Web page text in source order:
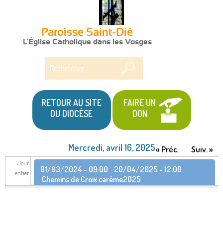
Paroisse Saint-Dié
L'Église Catholique dans les Vosges
RETOUR AU SITE
DU DIOCÈSE
FAIRE UN
DON
Mercredi, avril 16, 2025« Préc. Suiv. »
Jour
entier
01/03/2024 - 09:00 - 20/04/2025 - 12:00
Chemins de Croix carême2025